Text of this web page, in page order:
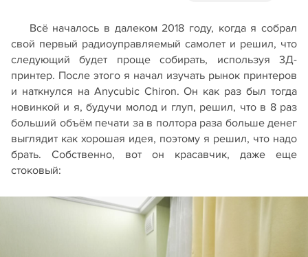
Всё началось в далеком 2018 году, когда я собрал
свой первый радиоуправляемый самолет и решил, что
следующий будет проще собирать, используя 3Д-
принтер. После этого я начал изучать рынок принтеров
и наткнулся на Anycubic Chiron. Он как раз был тогда
новинкой и я, будучи молод и глуп, решил, что в 8 раз
больший объём печати за в полтора раза больше денег
выглядит как хорошая идея, поэтому я решил, что надо
брать. Собственно, вот он красавчик, даже еще
стоковый: